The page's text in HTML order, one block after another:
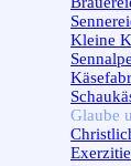
Kleine
Glaube